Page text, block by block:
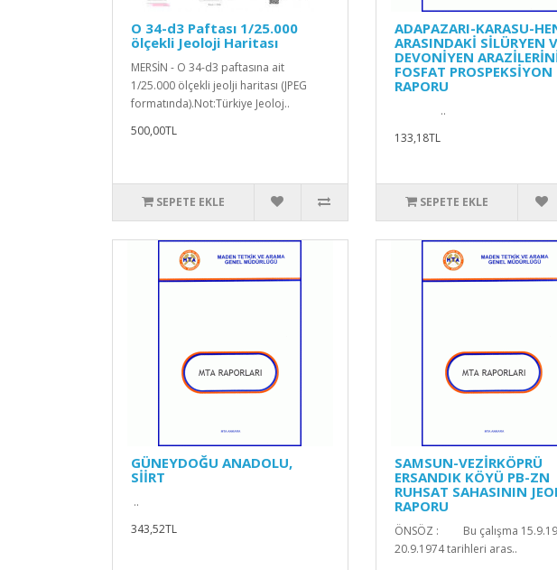
O 34-d3 Paftası 1/25.000
ölçekli Jeoloji Haritası
MERSİN - O 34-d3 paftasına ait
1/25.000 ölçekli jeolji haritası (JPEG
formatında).Not:Türkiye Jeoloj..
500,00TL
SEPETE EKLE
ADAPAZARI-KARASU-
ARASINDAKİ SİLÜRYEN
DEVONİYEN
FOSFAT PROSPEKSİYON
RAPORU
..
133,18TL
SEPETE EKLE
GÜNEYDOĞU ANADOLU,
SİİRT
..
343,52TL
SAMSUN-VEZİRKÖPRÜ
ERSANDIK KÖYÜ PB-ZN
RUHSAT SAHASININ
RAPORU
ÖNSÖZ : Bu çalışma
20.9.1974 tarihleri aras..